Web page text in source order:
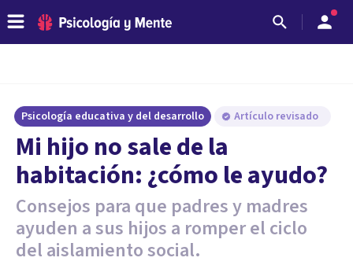
Psicología educativa y del desarrollo Artículo revisado
Mi hijo no sale de la
habitación: ¿cómo le ayudo?
Consejos para que padres y madres
ayuden a sus hijos a romper el ciclo
del aislamiento social.